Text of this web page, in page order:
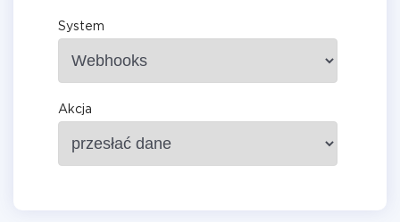
System
Akcja